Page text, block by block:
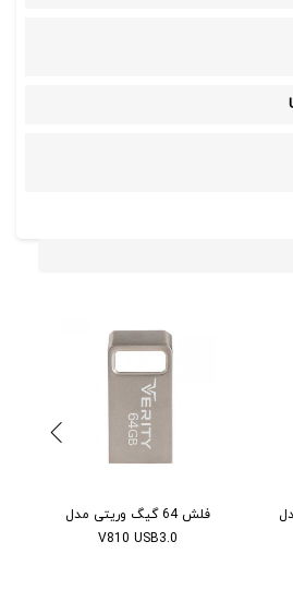
فلش 64 گيگ وريتی مدل
V810 USB3.0